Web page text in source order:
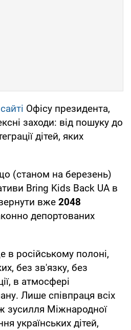
сайті Офісу президента,
заходи: від пошуку до
дітей, яких
(станом на березень)
Bring Kids Back UA в
вже 2048
депортованих
в російському полоні,
без зв'язку, без
в атмосфері
Лише співпраця всіх
зусилля Міжнародної
українських дітей,